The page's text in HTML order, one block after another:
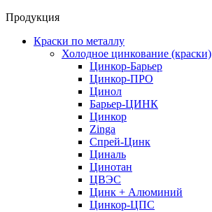
Продукция
Краски по металлу
Холодное цинкование (краски)
Цинкор-Барьер
Цинкор-ПРО
Цинол
Барьер-ЦИНК
Цинкор
Zinga
Спрей-Цинк
Циналь
Цинотан
ЦВЭС
Цинк + Алюминий
Цинкор-ЦПС